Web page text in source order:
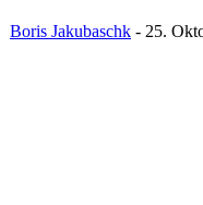
Boris Jakubaschk - 25.